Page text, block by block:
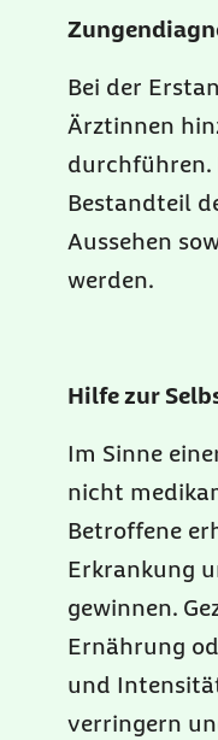
Bei der
Ärztinnen
durchführen.
Bestandteil
Aussehen
werden.
Hilfe zur
Im Sinne
nicht
Betroffene
Erkrankung
gewinnen.
Ernährung
und
verringern